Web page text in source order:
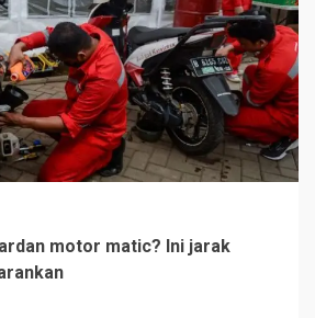
motor matic? Ini jarak